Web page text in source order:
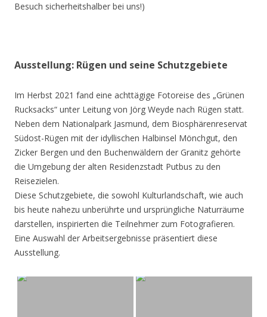
Besuch sicherheitshalber bei uns!)
Ausstellung: Rügen und seine Schutzgebiete
Im Herbst 2021 fand eine achttägige Fotoreise des „Grünen
Rucksacks“ unter Leitung von Jörg Weyde nach Rügen statt.
Neben dem Nationalpark Jasmund, dem Biosphärenreservat
Südost-Rügen mit der idyllischen Halbinsel Mönchgut, den
Zicker Bergen und den Buchenwäldern der Granitz gehörte
die Umgebung der alten Residenzstadt Putbus zu den
Reisezielen.
Diese Schutzgebiete, die sowohl Kulturlandschaft, wie auch
bis heute nahezu unberührte und ursprüngliche Naturräume
darstellen, inspirierten die Teilnehmer zum Fotografieren.
Eine Auswahl der Arbeitsergebnisse präsentiert diese
Ausstellung.